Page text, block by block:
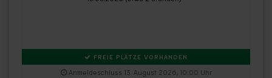
FREIE PLÄTZE VORHANDEN
Anmeldeschluss 13. August 2026, 10:00 Uhr